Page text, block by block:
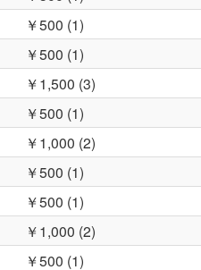
￥500 (1)
￥500 (1)
￥1,500 (3)
￥500 (1)
￥1,000 (2)
￥500 (1)
￥500 (1)
￥1,000 (2)
￥500 (1)